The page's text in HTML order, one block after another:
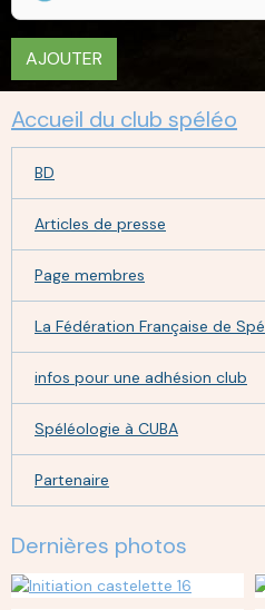
AJOUTER
Accueil du club spéléo
BD
Articles de presse
Page membres
La Fédération Française de Spé
infos pour une adhésion club
Spéléologie à CUBA
Partenaire
Dernières photos